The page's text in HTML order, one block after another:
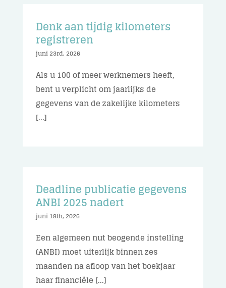
Denk aan tijdig kilometers
registreren
juni 23rd, 2026
Als u 100 of meer werknemers heeft,
bent u verplicht om jaarlijks de
gegevens van de zakelijke kilometers
[...]
Deadline publicatie gegevens
ANBI 2025 nadert
juni 18th, 2026
Een algemeen nut beogende instelling
(ANBI) moet uiterlijk binnen zes
maanden na afloop van het boekjaar
haar financiële [...]